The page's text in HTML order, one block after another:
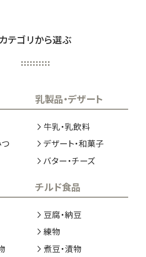
カテゴリから選ぶ
つ
乳製品・デザート
牛乳・乳飲料
デザート・和菓子
バター・チーズ
チルド食品
豆腐・納豆
練物
煮豆・漬物